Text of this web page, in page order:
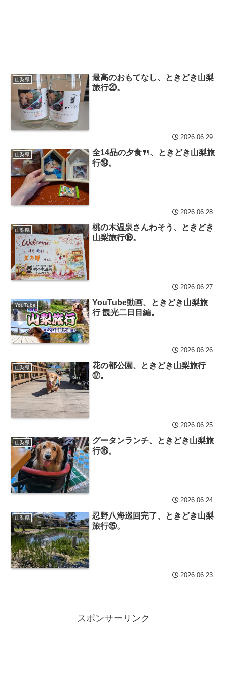
山梨県
最高のおもてなし、ときどき山梨
旅行⑳。
2026.06.29
山梨県
全14品の夕食🍴、ときどき山梨旅
行⑲。
2026.06.28
山梨県
桃の木温泉さんわそう、ときどき
山梨旅行⑱。
2026.06.27
YouTube
YouTube動画、ときどき山梨旅
行 観光二日目編。
2026.06.26
山梨県
花の都公園、ときどき山梨旅行
⑰。
2026.06.25
山梨県
グータンランチ、ときどき山梨旅
行⑯。
2026.06.24
山梨県
忍野八海巡回完了、ときどき山梨
旅行⑮。
2026.06.23
スポンサーリンク